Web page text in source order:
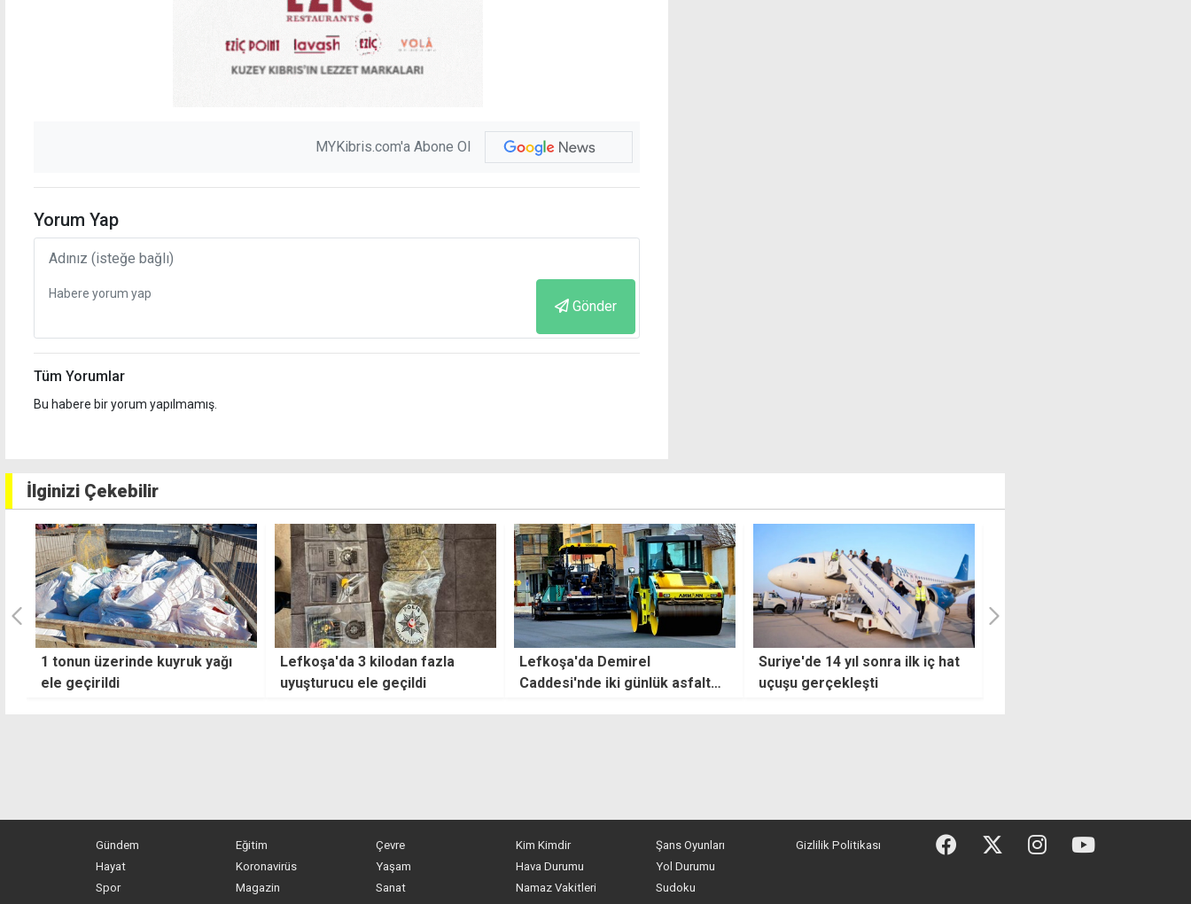
MYKibris.com'a Abone Ol
Yorum Yap
Gönder
Tüm Yorumlar
Bu habere bir yorum yapılmamış.
İlginizi Çekebilir
Lefkoşa'da 3 kilodan fazla
uyuşturucu ele geçildi
Lefkoşa'da Demirel
Caddesi'nde iki günlük asfalt
Suriye'de 14 yıl sonra ilk iç hat
uçuşu gerçekleşti
Yedek subay aday adaylarının
son yoklaması yarın
Gündem
Hayat
Spor
Eğitim
Koronavirüs
Magazin
Çevre
Yaşam
Sanat
Kim Kimdir
Hava Durumu
Namaz Vakitleri
Şans Oyunları
Yol Durumu
Sudoku
Gizlilik Politikası